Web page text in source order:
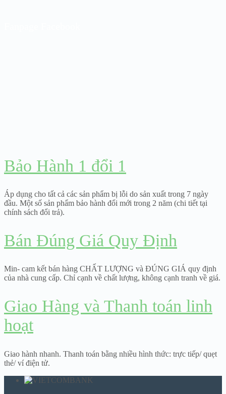
Bảo Hành 1 đổi 1
Áp dụng cho tất cả các sản phẩm bị lỗi do sản xuất trong 7 ngày
đầu. Một số sản phẩm bảo hành đổi mới trong 2 năm (chi tiết tại
chính sách đổi trả).
Bán Đúng Giá Quy Định
Min- cam kết bán hàng CHẤT LƯỢNG và ĐÚNG GIÁ quy định
của nhà cung cấp. Chỉ cạnh về chất lượng, không cạnh tranh về giá.
Giao Hàng và Thanh toán linh
hoạt
Giao hành nhanh. Thanh toán bằng nhiều hình thức: trực tiếp/ quẹt
thẻ/ ví điện tử.